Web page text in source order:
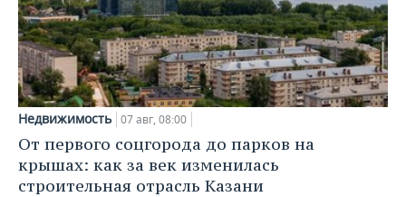
Недвижимость 07 авг, 08:00
От первого соцгорода до парков на
крышах: как за век изменилась
строительная отрасль Казани